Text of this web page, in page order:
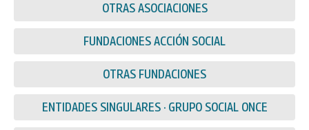
OTRAS ASOCIACIONES
FUNDACIONES ACCIÓN SOCIAL
OTRAS FUNDACIONES
ENTIDADES SINGULARES · GRUPO SOCIAL ONCE